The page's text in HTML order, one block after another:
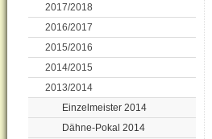
2017/2018
2016/2017
2015/2016
2014/2015
2013/2014
Einzelmeister 2014
Dähne-Pokal 2014